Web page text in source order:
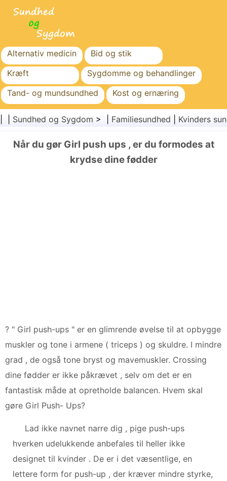
Alternativ medicin
Bid og stik
Kræft
Sygdomme og behandlinger
Tand- og mundsundhed
Kost og ernæring
Familiesundhed
Sundhedssektoren
Kirurgi og procedurer
Sundhed
Sundhed og Sygdom > | Familiesundhed Kvinders
Når du gør Girl push ups , er du formodes at
krydse dine fødder
? " Girl push-ups " er en glimrende øvelse til at opbygge
muskler og tone i armene ( triceps ) og skuldre. I mindre
grad , de også tone bryst og mavemuskler. Crossing
dine fødder er ikke påkrævet , selv om det er en
fantastisk måde at opretholde balancen. Hvem skal
gøre Girl Push- Ups?
Lad ikke navnet narre dig , pige push-ups
hverken udelukkende anbefales til heller ikke
designet til kvinder . De er i det væsentlige, en
lettere form for push-up , der kræver mindre styrke,